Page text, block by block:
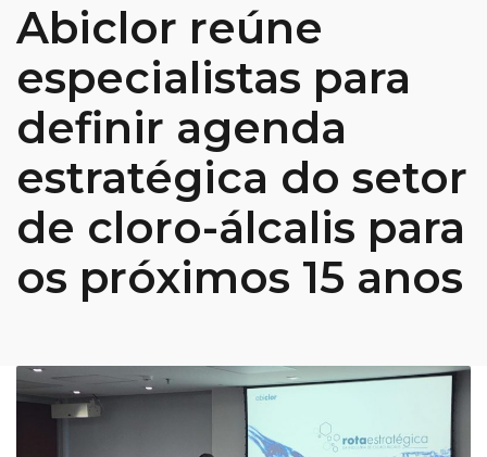
Abiclor reúne
especialistas para
definir agenda
estratégica do setor
de cloro-álcalis para
os próximos 15 anos